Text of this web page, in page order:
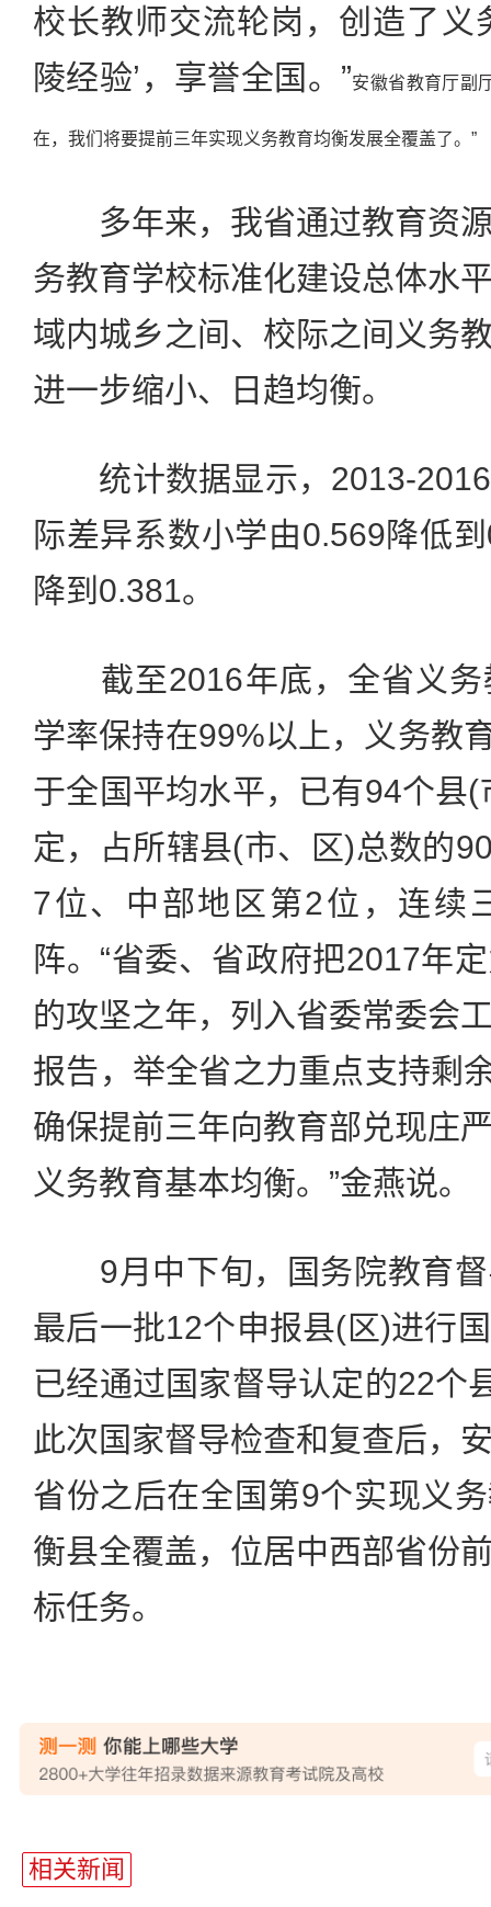
校长教师交流轮岗，创造了义
陵经验’，享誉全国。”安徽省教育厅副
在，我们将要提前三年实现义务教育均衡发展全覆盖了。”
多年来，我省通过教育资源
务教育学校标准化建设总体水
域内城乡之间、校际之间义务
进一步缩小、日趋均衡。
统计数据显示，2013-2016
际差异系数小学由0.569降低
降到0.381。
截至2016年底，全省义务
学率保持在99%以上，义务教
于全国平均水平，已有94个县
定，占所辖县(市、区)总数的
7位、中部地区第2位，连续
阵。“省委、省政府把2017年
的攻坚之年，列入省委常委会
报告，举全省之力重点支持剩
确保提前三年向教育部兑现庄
义务教育基本均衡。”金燕说。
9月中下旬，国务院教育督
最后一批12个申报县(区)进行
已经通过国家督导认定的22个
此次国家督导检查和复查后，
省份之后在全国第9个实现义
衡县全覆盖，位居中西部省份
标任务。
相关新闻